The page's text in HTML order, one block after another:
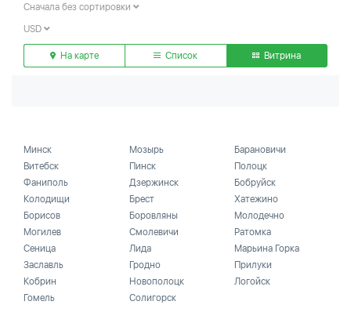
Сначала без сортировки
USD
На карте Список Витрина
Минск
Витебск
Фаниполь
Колодищи
Борисов
Могилев
Сеница
Заславль
Кобрин
Гомель
Мозырь
Пинск
Дзержинск
Брест
Боровляны
Смолевичи
Лида
Гродно
Новополоцк
Солигорск
Барановичи
Полоцк
Бобруйск
Хатежино
Молодечно
Ратомка
Марьина Горка
Прилуки
Логойск